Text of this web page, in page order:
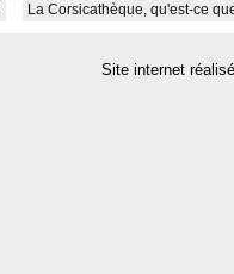
La Corsicathèque, qu'est-ce
Site internet